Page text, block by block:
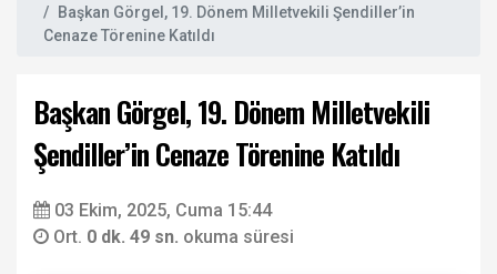
Başkan Görgel, 19. Dönem Milletvekili Şendiller’in
Cenaze Törenine Katıldı
Başkan Görgel, 19. Dönem Milletvekili
Şendiller’in Cenaze Törenine Katıldı
03 Ekim, 2025, Cuma 15:44
Ort. 0 dk. 49 sn. okuma süresi